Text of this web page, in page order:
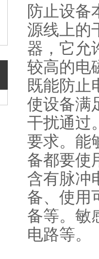
防止设备
源线上的
器，它允
较高的电
既能防止
使设备满
干扰通过
要求。能
备都要使
含有脉冲
备、使用
备等。敏
电路等。